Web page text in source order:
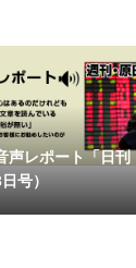
レポート「日刊
号）